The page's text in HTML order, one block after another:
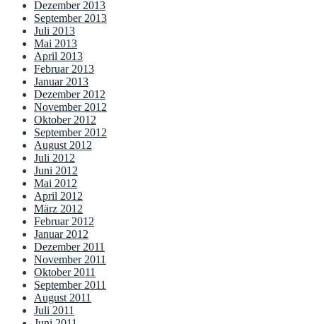
Dezember 2013
September 2013
Juli 2013
Mai 2013
April 2013
Februar 2013
Januar 2013
Dezember 2012
November 2012
Oktober 2012
September 2012
August 2012
Juli 2012
Juni 2012
Mai 2012
April 2012
März 2012
Februar 2012
Januar 2012
Dezember 2011
November 2011
Oktober 2011
September 2011
August 2011
Juli 2011